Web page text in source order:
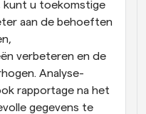
kunt u toekomstige
aan de behoeften
verbeteren en de
Analyse-
rapportage na het
gegevens te